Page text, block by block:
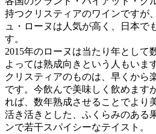
持つクリスティアのワインですが
ュ・ローヌは人気が高く、日本で
す。
2015年のローヌは当たり年として
よっては熟成向きという人もいます
クリスティアのものは、早くから
です。今飲んで美味しく飲めます
れば、数年熟成させることでより
活き活きとした、ふくらみのある
ンで若干スパイシーなテイスト。